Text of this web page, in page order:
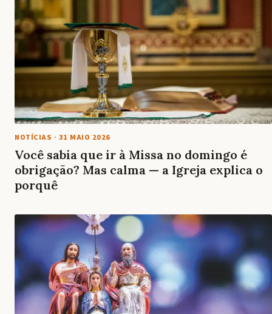
NOTÍCIAS · 31 MAIO 2026
Você sabia que ir à Missa no domingo é
obrigação? Mas calma — a Igreja explica o
porquê